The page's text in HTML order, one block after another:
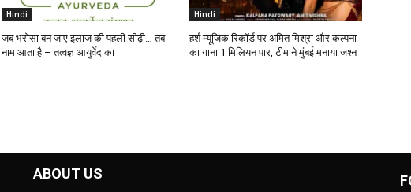
Hindi
जब भरोसा बन जाए इलाज की पहली सीढ़ी… तब
नाम आता है – तत्वज्ञ आयुर्वेद का
Hindi
हर्श म्यूजिक रिकॉर्ड पर अमित मिश्रा और कल्पना
का गाना 1 मिलियन पार, टीम ने मुंबई मनाया जश्न
ABOUT US